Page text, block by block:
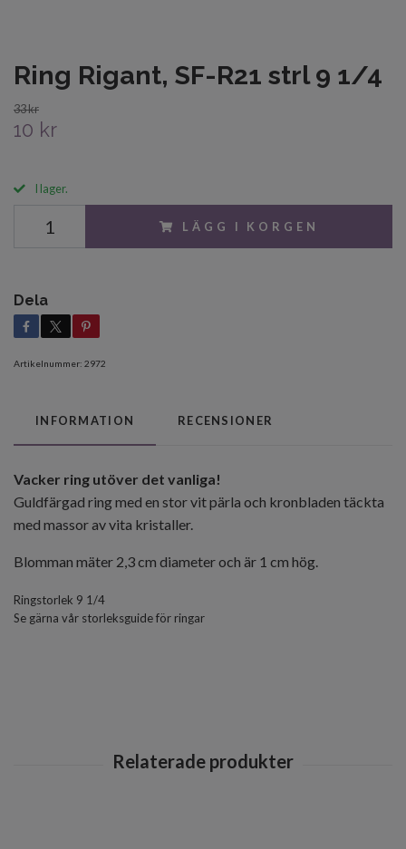
Ring Rigant, SF-R21 strl 9 1/4
33 kr
10 kr
I lager.
LÄGG I KORGEN
Dela
Artikelnummer: 2972
INFORMATION RECENSIONER
Vacker ring utöver det vanliga!
Guldfärgad ring med en stor vit pärla och kronbladen täckta
med massor av vita kristaller.
Blomman mäter 2,3 cm diameter och är 1 cm hög.
Ringstorlek 9 1/4
Se gärna vår storleksguide för ringar